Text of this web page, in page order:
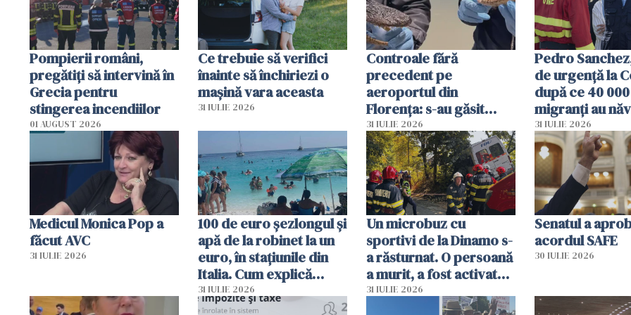
Pompierii români,
pregătiţi să intervină în
Grecia pentru
stingerea incendiilor
01 AUGUST 2026
Ce trebuie să verifici
înainte să închiriezi o
mașină vara aceasta
31 IULIE 2026
Controale fără
precedent pe
aeroportul din
Florența: s-au găsit
capete de aligator și o
sumă imensă de bani
31 IULIE 2026
Pedro
de urgență la
după ce 40
migranți au
teritoriul
mobiliza toate
resursele"
31 IULIE 2026
Medicul Monica Pop a
făcut AVC
31 IULIE 2026
100 de euro șezlongul și
apă de la robinet la un
euro, în stațiunile din
Italia. Cum explică
autoritățile
31 IULIE 2026
Un microbuz cu
sportivi de la Dinamo s-
a răsturnat. O persoană
a murit, a fost activat
planul roșu de
31 IULIE 2026
Senatul a
acordul SAFE
30 IULIE 2026